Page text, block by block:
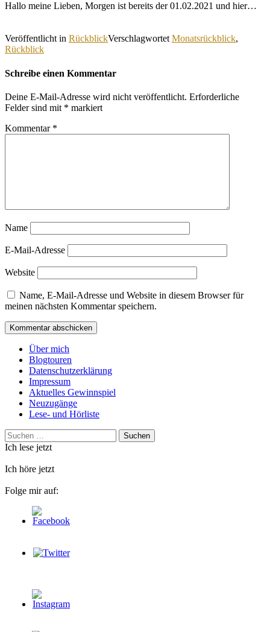
Hallo meine Lieben, Morgen ist bereits der 01.02.2021 und hier…
Veröffentlicht in RückblickVerschlagwortet Monatsrückblick,
Rückblick
Schreibe einen Kommentar
Deine E-Mail-Adresse wird nicht veröffentlicht. Erforderliche
Felder sind mit * markiert
Kommentar *
Name
E-Mail-Adresse
Website
Name, E-Mail-Adresse und Website in diesem Browser für
meinen nächsten Kommentar speichern.
Über mich
Blogtouren
Datenschutzerklärung
Impressum
Aktuelles Gewinnspiel
Neuzugänge
Lese- und Hörliste
Suchen
nach:
Ich lese jetzt
Ich höre jetzt
Folge mir auf: